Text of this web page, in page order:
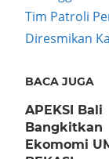
Next
Post:
Tim Patroli
Diresmikan
BACA JUGA
APEKSI Bali
Bangkitkan
Ekomomi